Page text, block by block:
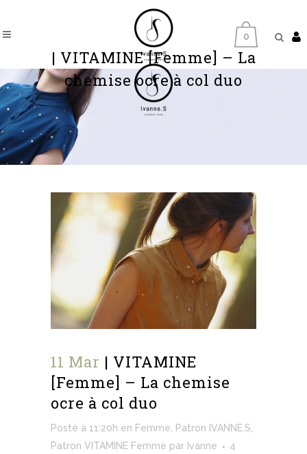
0
| VITAMINE [Femme] – La
chemise ocre à col duo
11 Mar | VITAMINE
[Femme] – La chemise
ocre à col duo
Posté à 11:20h en Femme, Patron IVANNE.S,
Patron VITAMINE Femme par Ivanne
4